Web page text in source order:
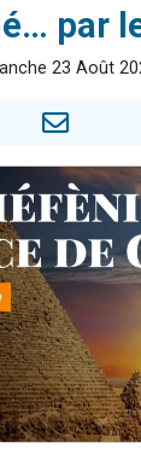
Eva vient de
Eli vient de donner
par
23 Août